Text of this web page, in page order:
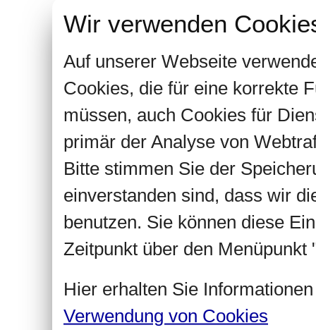
Wir verwenden
Auf unserer Webseite
Cookies, die für eine korrekte
müssen, auch Cookies für
primär der Analyse von
Bitte stimmen Sie der
einverstanden sind, dass wir
benutzen. Sie können diese
Zeitpunkt über den Menüpunkt
Hier erhalten Sie
Verwendung von Cookies